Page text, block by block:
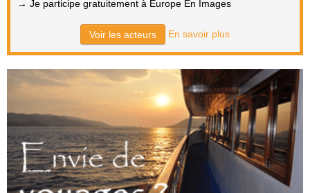
→ Je participe gratuitement à Europe En Images
Voir les acteurs En savoir plus